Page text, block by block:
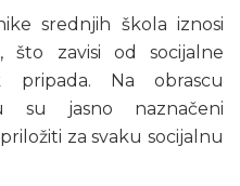
srednjih škola iznosi
što zavisi od socijalne
pripada. Na obrascu
su jasno naznačeni
za svaku socijalnu